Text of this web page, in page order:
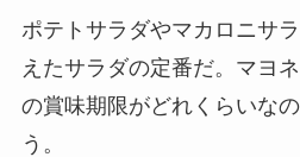
ポテトサラダやマカロニサ
えたサラダの定番だ。マヨ
の賞味期限がどれくらいな
う。